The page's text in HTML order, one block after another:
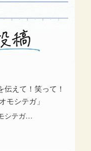
伝えて！笑って！
モシテガ」
シテガ…